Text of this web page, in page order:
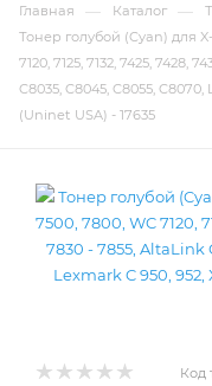
Главная — Каталог —
Тонер голубой (Cyan) для
7120, 7125, 7132, 7425, 7428,
C8035, C8045, C8055,
(Uninet USA) - 17635
Код